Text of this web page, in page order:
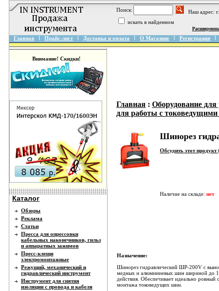
Поиск:
Наш адрес:
искать в найденном
Главная Прайс-лист Доставка и оплата О Магазине Регистрация
Внимание! Скидки!
Каталог
Обзоры
Реклама
Статьи
Пресса для опрессовки
кабельных наконечников, гильз
и аппаратных зажимов
Пресс-клещи
электромонтажные
Режущий, механический и
гидравлический инструмент
Инструмент для снятия
изоляции с провода и кабеля
Главная : Оборудование
для работы с
Шинорез
Обсудить этот продукт
Наличие на складе: нет
Назначение:
Шинорез гидравлический ШР-200V с
медных и алюминиевых шин шириной до
действия. Обеспечивает идеально ровный
монтажа токоведущих шин.